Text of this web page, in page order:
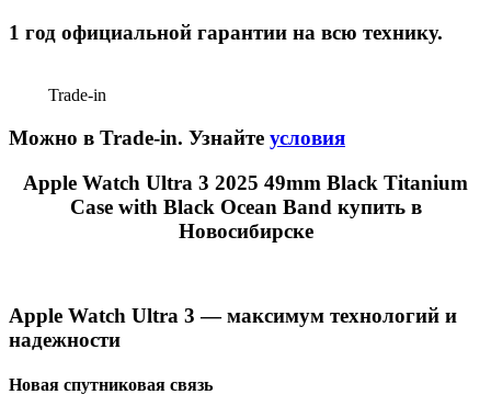
1 год официальной гарантии на всю технику.
Trade-in
Можно в Trade-in. Узнайте условия
Apple Watch Ultra 3 2025 49mm Black Titanium
Case with Black Ocean Band купить в
Новосибирске
Apple Watch Ultra 3 — максимум технологий и
надежности
Новая спутниковая связь